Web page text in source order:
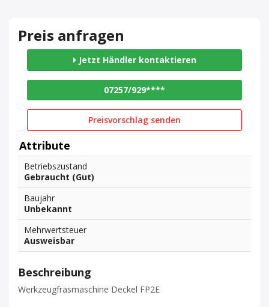
Preis anfragen
Jetzt Händler kontaktieren
07257/929****
Preisvorschlag senden
Attribute
Betriebszustand
Gebraucht (Gut)
Baujahr
Unbekannt
Mehrwertsteuer
Ausweisbar
Beschreibung
Werkzeugfräsmaschine Deckel FP2E